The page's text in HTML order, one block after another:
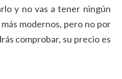
y no vas a tener ningún
modernos, pero no por
comprobar, su precio es